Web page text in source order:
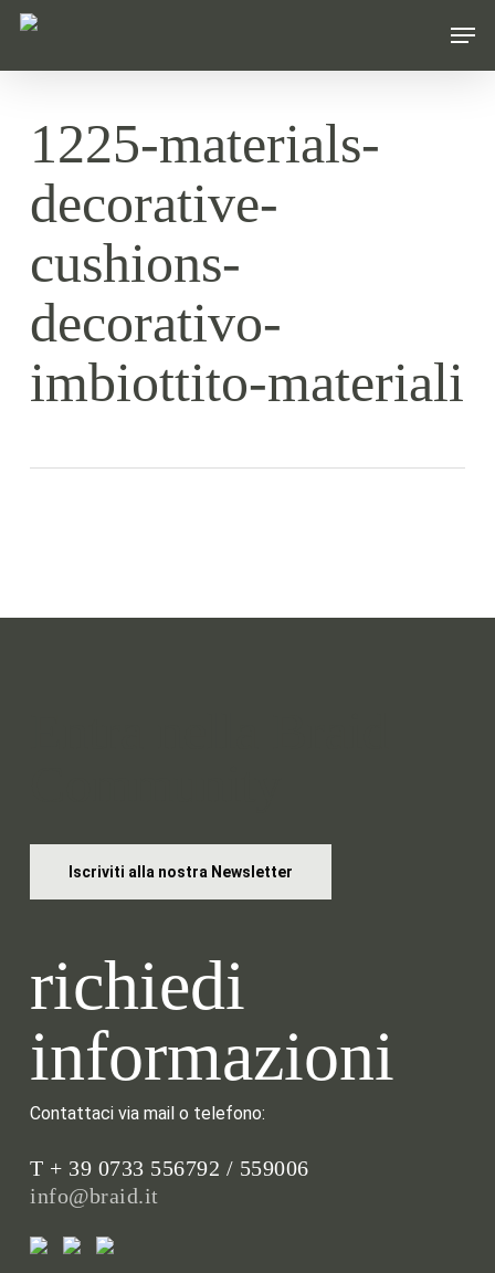
Skip
main
1225-materials-
decorative-
cushions-
decorativo-
imbiottito-materiali
Iscriviti alla nostra Newsletter
richiedi
informazioni
Contattaci via mail o telefono:
T + 39 0733 556792 / 559006
info@braid.it